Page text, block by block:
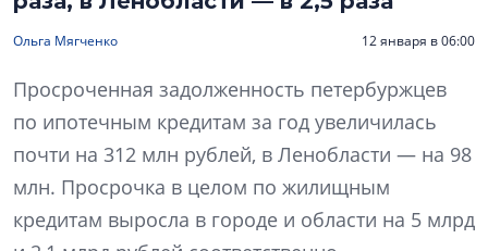
Ольга Мягченко 12 января в 06:00
Просроченная задолженность петербуржцев
по ипотечным кредитам за год увеличилась
почти на 312 млн рублей, в Ленобласти — на 98
млн. Просрочка в целом по жилищным
кредитам выросла в городе и области на 5 млрд